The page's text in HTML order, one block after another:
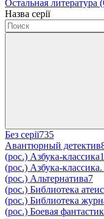
Остальная литература
Назва серії
Без серії735
Авантюрный детектив
(рос.) Азбука-классика
(рос.) Азбука-
(рос.) Альтернатива7
(рос.) Библиотека
(рос.) Библиотека
(рос.) Боевая